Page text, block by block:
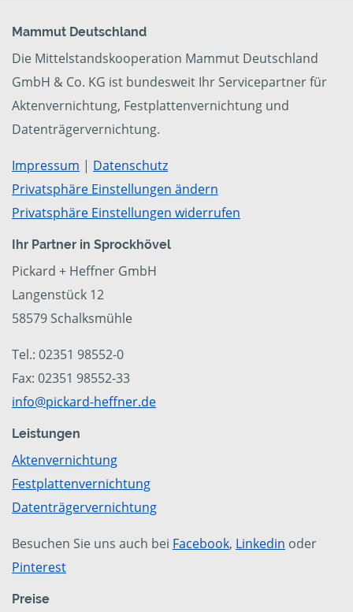
Mammut Deutschland
Die Mittelstandskooperation Mammut Deutschland
GmbH & Co. KG ist bundesweit Ihr Servicepartner für
Aktenvernichtung, Festplattenvernichtung und
Datenträgervernichtung.
Impressum | Datenschutz
Privatsphäre Einstellungen ändern
Privatsphäre Einstellungen widerrufen
Ihr Partner in Sprockhövel
Pickard + Heffner GmbH
Langenstück 12
58579 Schalksmühle
Tel.: 02351 98552-0
Fax: 02351 98552-33
info@pickard-heffner.de
Leistungen
Aktenvernichtung
Festplattenvernichtung
Datenträgervernichtung
Besuchen Sie uns auch bei Facebook, Linkedin oder
Pinterest
Preise